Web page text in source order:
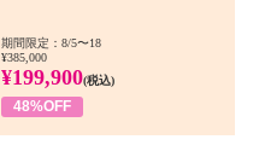
期間限定：8/5〜18
¥385,000
¥199,900(税込)
48%OFF